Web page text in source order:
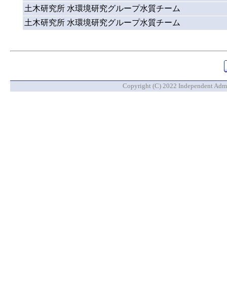
土木研究所 水環境研究グループ水質チーム
土木研究所 水環境研究グループ水質チーム
Copyright (C) 2022 Independent